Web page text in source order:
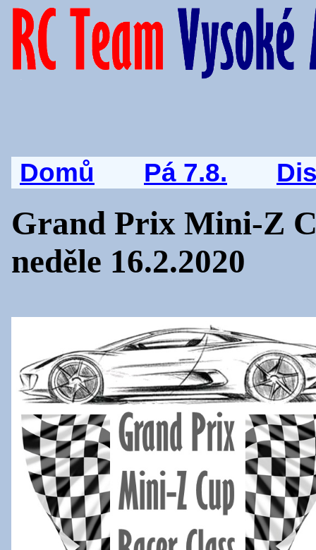
Domů Pá 7.8.
Grand Prix Mini-Z
neděle 16.2.2020